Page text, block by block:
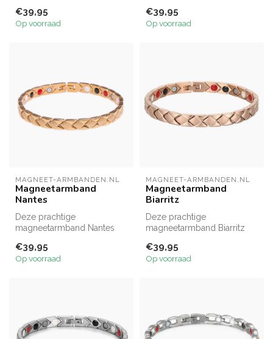
zilverkleurige...
€39,95
Op voorraad
prachtige kwaliteit st...
€39,95
Op voorraad
MAGNEET-ARMBANDEN.NL
Magneetarmband
Nantes
Deze prachtige
magneetarmband Nantes
gouden vierkantje...
€39,95
Op voorraad
MAGNEET-ARMBANDEN.NL
Magneetarmband
Biarritz
Deze prachtige
magneetarmband Biarritz
rosé vierkantje...
€39,95
Op voorraad